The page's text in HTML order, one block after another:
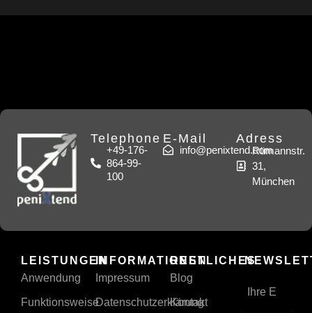
Telephone
+49-176-
864-99-
100
E-Mail
info@penixtend.com
Adress
Rümannstr.
31,
München
LEISTUNGEN
Anwendung
Funktionsweise
INFORMATIONEN
Impressum
Datenschutzerklärung
RESTLICHES
Blog
Kontakt